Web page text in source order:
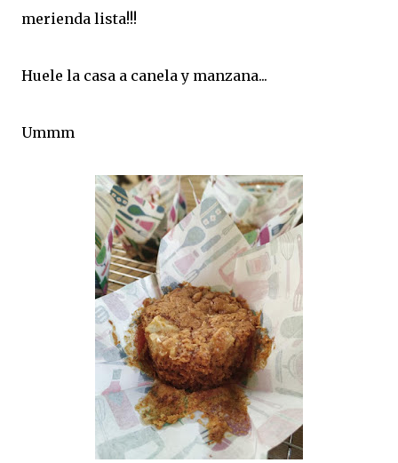
merienda lista!!!
Huele la casa a canela y manzana...
Ummm